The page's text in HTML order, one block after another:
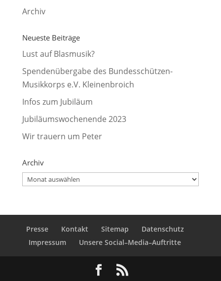
Archiv
Neueste Beiträge
Lust auf Blasmusik?
Spendenübergabe des Bundesschützen-
Musikkorps e.V. Kleinenbroich
Infos zum Jubiläum
Jubiläumswochenende 2023
Wir trauern um Peter
Archiv
Archiv
Presse Kontakt Sitemap
Datenschutz
Impressum
Unsere Social–Media–Auftritte